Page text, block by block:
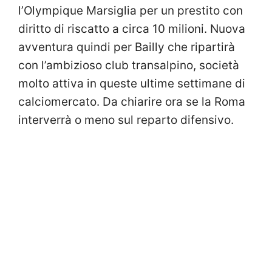
l’Olympique Marsiglia per un prestito con
diritto di riscatto a circa 10 milioni. Nuova
avventura quindi per Bailly che ripartirà
con l’ambizioso club transalpino, società
molto attiva in queste ultime settimane di
calciomercato. Da chiarire ora se la Roma
interverrà o meno sul reparto difensivo.